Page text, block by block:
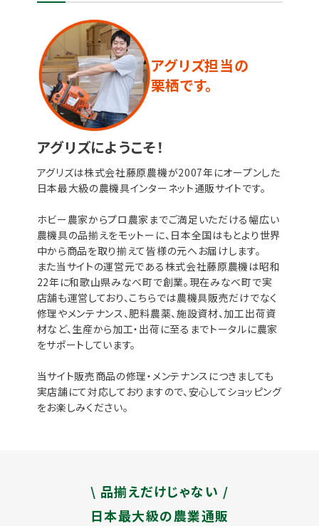
アグリズ担当の
栗栖です。
アグリズにようこそ！
アグリズは株式会社藤原農機が2007年にオープンした
日本最大級の農機具インターネット通販サイトです。
ホビー農家からプロ農家までご満足いただける幅広い
農機具の品揃えをモットーに、日本全国はもとより世界
中から商品を取り揃えて皆様の元へお届けします。
また当サイトの運営元である株式会社藤原農機は昭和
22年に和歌山県みなべ町で創業。現在みなべ町で実
店舗も運営しており、こちらでは農機具販売だけでなく
修理やメンテナンス、肥料農薬、施設資材、加工出荷資
材など、生産から加工・出荷に至るまでトータルに農家
をサポートしています。
当サイト販売商品の修理・メンテナンスにつきましても
実店舗にて対応しておりますので、安心してショッピング
をお楽しみください。
\ 品揃えだけじゃない /
日本最大級の農業通販